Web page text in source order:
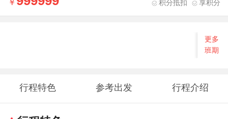
积分抵扣 享积分
更多
班期
行程特色 参考出发 行程介绍